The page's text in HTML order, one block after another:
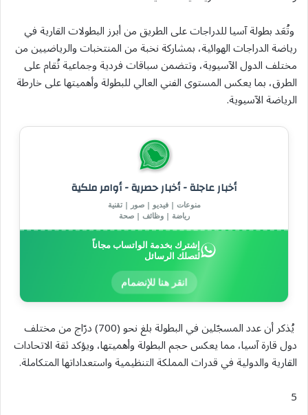
وتُعَد بطولة آسيا للدراجات على الطريق من أبرز البطولات القارية في
رياضة الدراجات الهوائية، بمشاركة نخبة من المنتخبات والرياضيين من
مختلف الدول الآسيوية، وتتضمن سباقات فردية وجماعية تُقام على
الطرق، بما يعكس المستوى الفني العالي للبطولة وأهميتها على خارطة
الرياضة الآسيوية.
أخبار عاجلة - أخبار حصرية - أوامر ملكية
منوعات | فيديو | صور | تقنية
رياضة | وظائف | صحة
إشترك بخدمة الواتساب مجاناً
لتصلك الرسائل
انقر هنا للإنضمام
يُذكر أن عدد المسجّلين في البطولة بلغ نحو (700) درّاج من مختلف
دول قارة آسيا، مما يعكس حجم البطولة وأهميتها، ويؤكد ثقة الاتحادات
القارية والدولية في قدرات المملكة التنظيمية واستعداداتها المتكاملة.
5